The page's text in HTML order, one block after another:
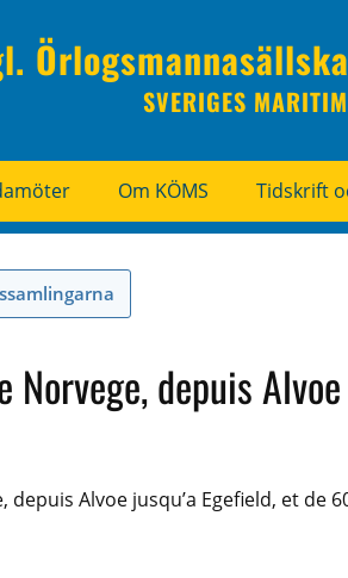
SVERIGES
Om KÖMS Tidskrift
depuis
Alvoe jusqu’a Egefield, et de